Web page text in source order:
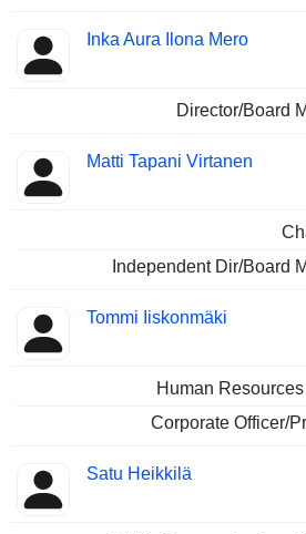
Inka Aura Ilona Mero
Director/Board
Matti Tapani Virtanen
Independent Dir/Board
Tommi Iiskonmäki
Human
Corporate Officer/
Satu Heikkilä